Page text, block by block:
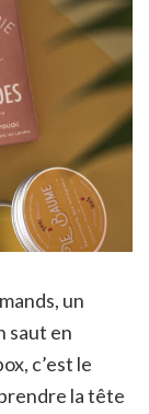
un
saut en
c’est le
la tête